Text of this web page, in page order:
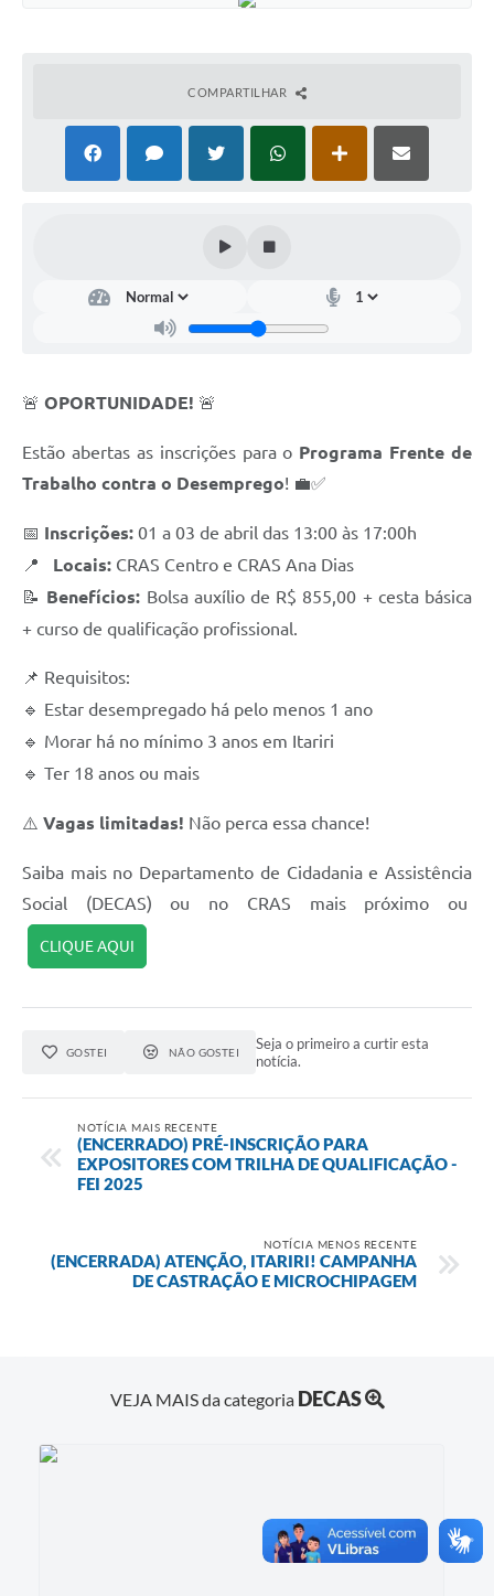
COMPARTILHAR
🚨 OPORTUNIDADE! 🚨
Estão abertas as inscrições para o Programa Frente de
Trabalho contra o Desemprego! 💼✅
📅 Inscrições: 01 a 03 de abril das 13:00 às 17:00h
📍 Locais: CRAS Centro e CRAS Ana Dias
📝 Benefícios: Bolsa auxílio de R$ 855,00 + cesta básica
+ curso de qualificação profissional.
📌 Requisitos:
🔹 Estar desempregado há pelo menos 1 ano
🔹 Morar há no mínimo 3 anos em Itariri
🔹 Ter 18 anos ou mais
⚠️ Vagas limitadas! Não perca essa chance!
Saiba mais no Departamento de Cidadania e Assistência
Social (DECAS) ou no CRAS mais próximo ou
CLIQUE AQUI
GOSTEI NÃO GOSTEI
Seja o primeiro a curtir esta
notícia.
NOTÍCIA MAIS RECENTE
(ENCERRADO) PRÉ-INSCRIÇÃO PARA
EXPOSITORES COM TRILHA DE QUALIFICAÇÃO -
FEI 2025
NOTÍCIA MENOS RECENTE
(ENCERRADA) ATENÇÃO, ITARIRI! CAMPANHA
DE CASTRAÇÃO E MICROCHIPAGEM
VEJA MAIS da categoria DECAS